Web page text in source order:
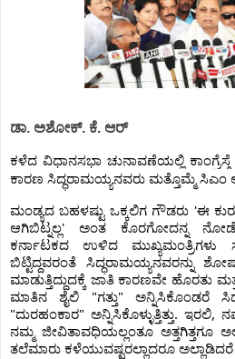
ಡಾ. ಅಶೋಕ್.‌ ಕೆ. ಆರ್
ಕಳೆದ ವಿಧಾನಸಭಾ ಚುನಾವಣೆಯಲ್ಲಿ ಕಾಂಗ್ರೆಸ್ಗೆ ನಾ ಮತ‌
ಕಾರಣ ಸಿದ್ಧರಾಮಯ್ಯನವರು ಮತ್ತೊಮ್ಮೆ ಸಿಎಂ
ಮಂಡ್ಯದ ಬಹಳಷ್ಟು ಒಕ್ಕಲಿಗ ಗೌಡರು 'ಈ
ಆಗಿಬಿಟ್ನಲ್ಲ' ಅಂತ ಕೊರಗೋದನ್ನ
ಕರ್ನಾಟಕದ ಉಳಿದ ಮುಖ್ಯಮಂತ್ರಿಗಳು
ಬಿಟ್ಟಿದ್ದವರಂತೆ ಸಿದ್ಧರಾಮಯ್ಯನವರನ್ನು
ಮಾಡುತ್ತಿದ್ದುದಕ್ಕೆ ಜಾತಿ ಕಾರಣವೇ
ಮಾತಿನ ಶೈಲಿ "ಗತ್ತು" ಅನ್ನಿಸಿಕೊಂಡರೆ
"ದುರಹಂಕಾರ" ಅನ್ನಿಸಿಕೊಳ್ಳುತ್ತಿತ್ತು.
ನಮ್ಮ ಜೀವಿತಾವಧಿಯಲ್ಲಂತೂ ಅತ್ತಗಿತ್ತಗೂ
ತಲೆಮಾರು ಕಳೆಯುವಷ್ಟರಲ್ಲಾದರೂ ಅಲ್ಲಾಡಿದರೆ